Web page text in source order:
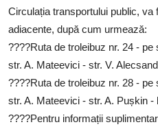
Circulația transportului public, va
adiacente, după cum urmează:
????Ruta de troleibuz nr. 24 -
str. A. Mateevici - str. V.
????Ruta de troleibuz nr. 28 -
str. A. Mateevici - str. A. Pușkin
????Pentru informații